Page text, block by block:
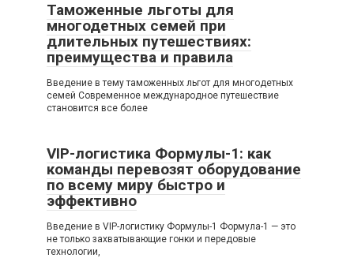
Таможенные льготы для
многодетных семей при
длительных путешествиях:
преимущества и правила
Введение в тему таможенных льгот для многодетных
семей Современное международное путешествие
становится все более
VIP-логистика Формулы-1: как
команды перевозят оборудование
по всему миру быстро и
эффективно
Введение в VIP-логистику Формулы-1 Формула-1 — это
не только захватывающие гонки и передовые
технологии,